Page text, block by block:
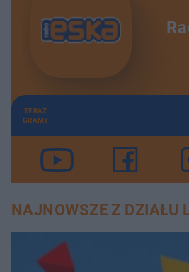
TERAZ
GRAMY
NAJNOWSZE Z DZIAŁU